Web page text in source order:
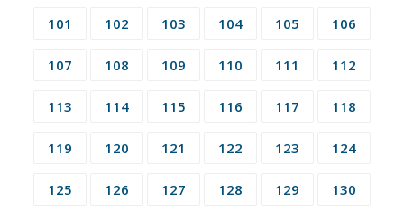
101 102 103 104 105 106
107 108 109 110 111 112
113 114 115 116 117 118
119 120 121 122 123 124
125 126 127 128 129 130